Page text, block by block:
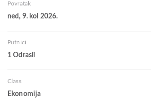
Povratak
ned, 9. kol 2026.
Putnici
1 Odrasli
Class
Ekonomija